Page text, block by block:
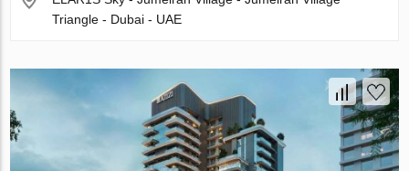
Triangle - Dubai - UAE